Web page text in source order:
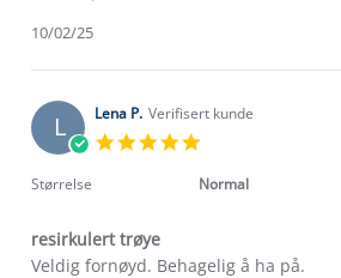
on
Feb
Gunn
on
10
Feb
10/02/25
L Lena P. Verifisert kunde
rating
Størrelse Normal
resirkulert trøye
Review
review
Veldig fornøyd. Behagelig å ha på.